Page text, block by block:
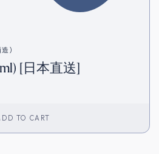
)
[日本直送]
TO CART